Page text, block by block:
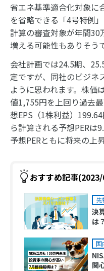
省エネ基準適合化対象に
を省略できる「4号特例
計算の審査対象が年間30
増える可能性もありそう
会社計画では24.5期、
定ですが、同社のビジネ
ように思われます。株価
値1,755円を上回り過去
想EPS（1株利益）
ら計算される予想PERは
予想PERともに将来の上
おすすめ記事
先
決
は？
国
関